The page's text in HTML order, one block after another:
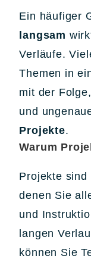
Ein häufiger
langsam
Verläufe.
Themen in
mit der
und
Projekte.
Warum
Projekte sind
denen Sie
und
langen
können Sie